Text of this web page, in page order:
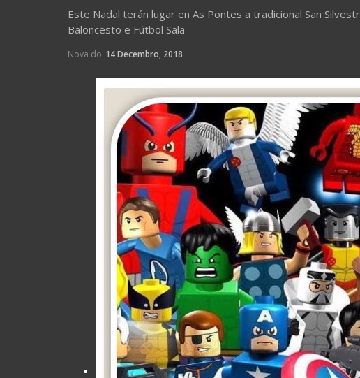
Este Nadal terán lugar en As Pontes a tradicional San
Baloncesto e Fútbol Sala
Nova do 14 Decembro, 2018